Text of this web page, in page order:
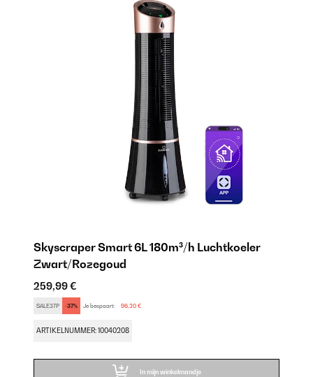
Skyscraper Smart 6L 180m³/h Luchtkoeler
Zwart/Rozegoud
259,99 €
SALE37P -37% Je bespaart: 96,20 €
ARTIKELNUMMER: 10040208
In mijn winkelmandje